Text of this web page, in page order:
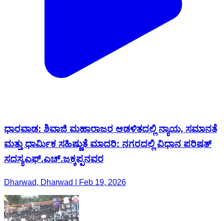
ಧಾರವಾಡ: ಶಿವಾಜಿ ಮಹಾರಾಜರ ಆಡಳಿತದಲ್ಲಿ ನ್ಯಾಯ, ಸಮಾನತೆ
ಮತ್ತು ಧಾರ್ಮಿಕ ಸಹಿಷ್ಣುತೆ ಮಾದರಿ: ನಗರದಲ್ಲಿ ವಿಧಾನ ಪರಿಷತ್
ಸದಸ್ಯಎಫ್.ಎಚ್.ಜಕ್ಕಪ್ಪನವರ
Dharwad, Dharwad | Feb 19, 2026